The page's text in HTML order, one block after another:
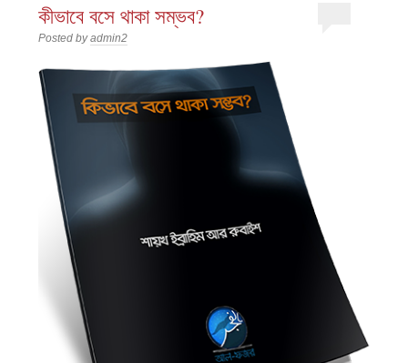
কীভাবে বসে থাকা সম্ভব?
Posted byadmin2